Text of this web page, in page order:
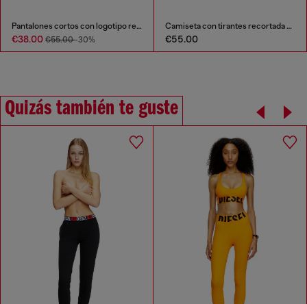
Pantalones cortos con logotipo recortado
€38.00 €55.00-30%
Camiseta con tirantes recortada con logotipo recortado
€55.00
Quizás también te guste